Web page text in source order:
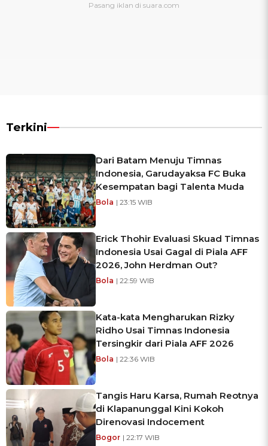
Terkini
Dari Batam Menuju Timnas
Indonesia, Garudayaksa FC Buka
Kesempatan bagi Talenta Muda
Bola | 23:15 WIB
Erick Thohir Evaluasi Skuad Timnas
Indonesia Usai Gagal di Piala AFF
2026, John Herdman Out?
Bola | 22:59 WIB
Kata-kata Mengharukan Rizky
Ridho Usai Timnas Indonesia
Tersingkir dari Piala AFF 2026
Bola | 22:36 WIB
Tangis Haru Karsa, Rumah Reotnya
di Klapanunggal Kini Kokoh
Direnovasi Indocement
Bogor | 22:17 WIB